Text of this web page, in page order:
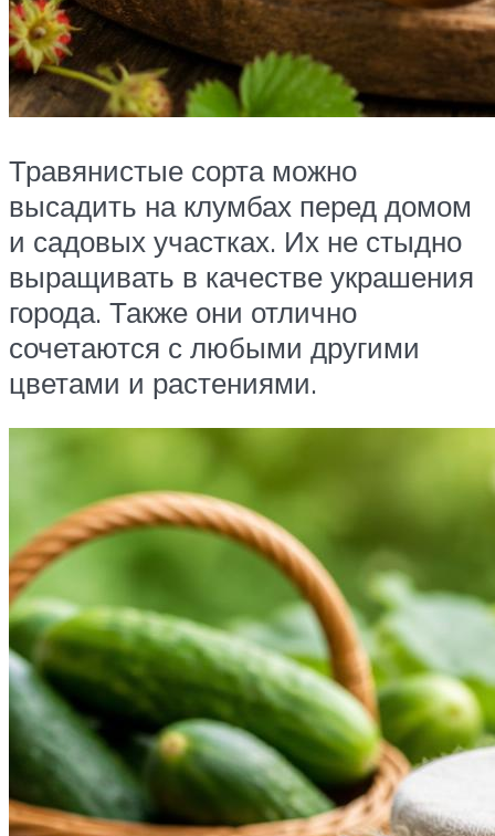
Травянистые сорта можно
высадить на клумбах перед домом
и садовых участках. Их не стыдно
выращивать в качестве украшения
города. Также они отлично
сочетаются с любыми другими
цветами и растениями.